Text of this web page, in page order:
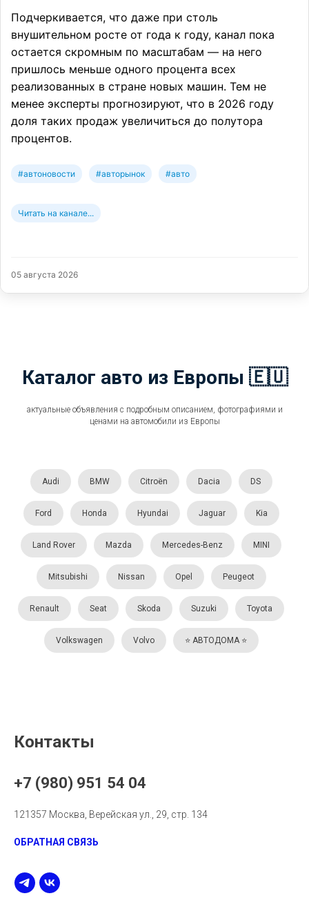
Подчеркивается, что даже при столь
внушительном росте от года к году, канал пока
остается скромным по масштабам — на него
пришлось меньше одного процента всех
реализованных в стране новых машин. Тем не
менее эксперты прогнозируют, что в 2026 году
доля таких продаж увеличиться до полутора
процентов.
#автоновости #авторынок #авто
Читать на канале...
05 августа 2026
Каталог авто из Европы 🇪🇺
актуальные объявления с подробным описанием, фотографиями и
ценами на автомобили из Европы
Audi BMW Citroën Dacia DS
Ford Honda Hyundai Jaguar Kia
Land Rover Mazda Mercedes-Benz MINI
Mitsubishi Nissan Opel Peugeot
Renault Seat Skoda Suzuki Toyota
Volkswagen Volvo ⭐️ АВТОДОМА ⭐️
Контакты
+7 (980) 951 54 04
121357 Москва, Верейская ул., 29, стр. 134
ОБРАТНАЯ СВЯЗЬ